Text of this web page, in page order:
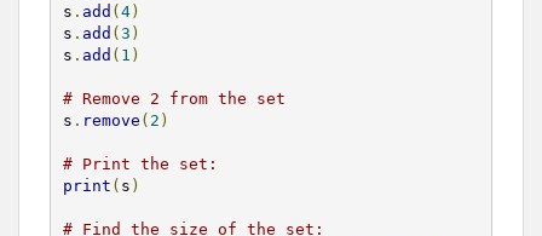
s . add (4)
s . add (3 )
s . add ( 1 )
# Remove 2 from the set
s . remove ( 2 )
# Print the set:
print ( s )
# Find the size of the set: